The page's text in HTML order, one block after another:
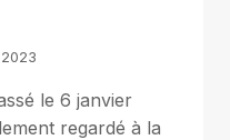
2023
le 6 janvier
regardé à la